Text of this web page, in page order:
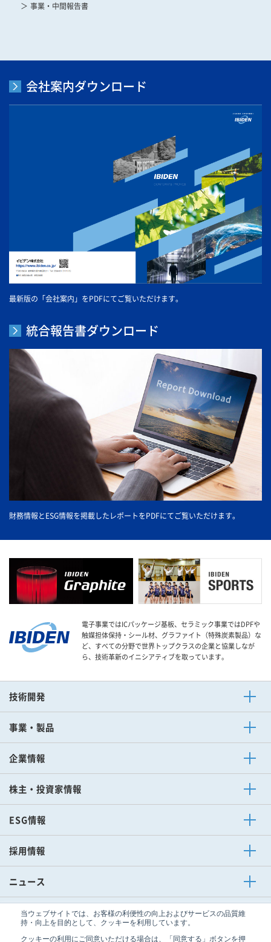
当ウェブサイトでは、お客様の利便性の向上およびサービスの品質維
持・向上を目的として、クッキーを利用しています。
クッキーの利用にご同意いただける場合は、「同意する」ボタンを押
事業・中間報告書
会社案内ダウンロード
最新版の「会社案内」をPDFにてご覧いただけます。
統合報告書ダウンロード
財務情報とESG情報を掲載したレポートをPDFにてご覧いただけます。
電子事業ではICパッケージ基板、セラミック事業ではDPFや
触媒担体保持・シール材、グラファイト（特殊炭素製品）な
ど、すべての分野で世界トップクラスの企業と協業しなが
ら、技術革新のイニシアティブを取っています。
技術開発
技術開発ニュース
事業・製品
電子事業
その他事業
企業情報
ご挨拶
企業理念
購買方針
スポーツ活動
株主・投資家情報
トップメッセージ
IRカレンダー
株主の皆さまへ
ディスクロージャーポリシー
ESG情報
トップメッセージ
環境（E）
ガバナンス（G）
ESG情報の編集方針
採用情報
ニュース
技術開発 企業情報 IR
ESG
サイトマップ
プライバシーポリシー
ソーシャルメディアポリシー サイトのご利用条件